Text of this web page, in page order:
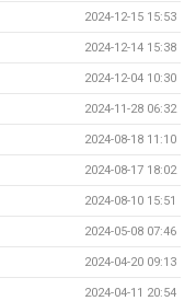
2024-12-15 15:53
2024-12-14 15:38
2024-12-04 10:30
2024-11-28 06:32
2024-08-18 11:10
2024-08-17 18:02
2024-08-10 15:51
2024-05-08 07:46
2024-04-20 09:13
2024-04-11 20:54